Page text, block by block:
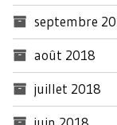
septembre
août 2018
juillet 2018